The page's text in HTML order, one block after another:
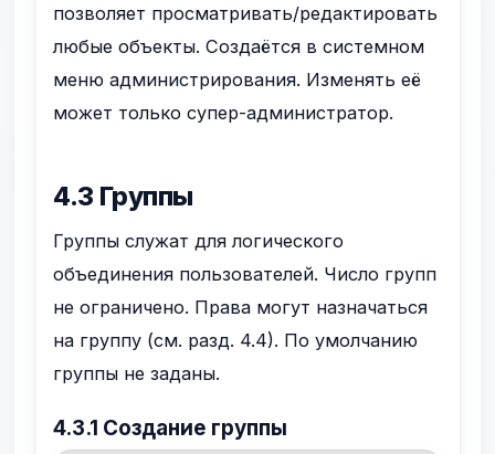
позволяет просматривать/редактировать
любые объекты. Создаётся в системном
меню администрирования. Изменять её
может только супер-администратор.
4.3 Группы
Группы служат для логического
объединения пользователей. Число групп
не ограничено. Права могут назначаться
на группу (см. разд. 4.4). По умолчанию
группы не заданы.
4.3.1 Создание группы